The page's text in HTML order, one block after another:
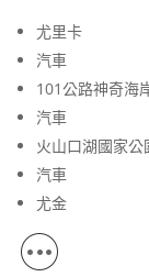
尤里卡
汽車
101公路神奇海
汽車
火山口湖國家公
汽車
尤金